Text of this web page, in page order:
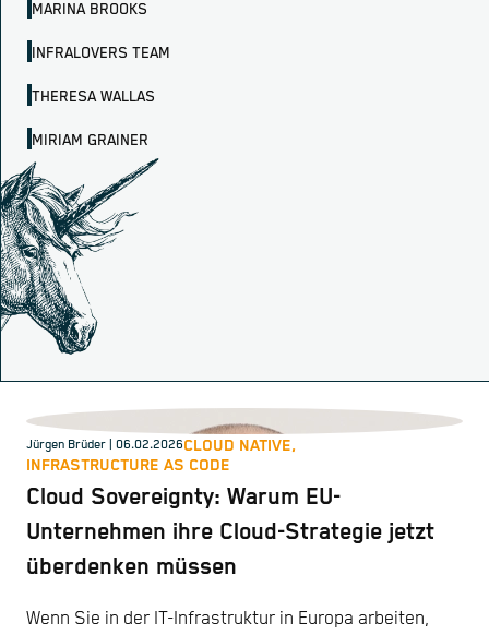
MARINA BROOKS
INFRALOVERS TEAM
THERESA WALLAS
MIRIAM GRAINER
Jürgen Brüder | 06.02.2026CLOUD NATIVE,
INFRASTRUCTURE AS CODE
Cloud Sovereignty: Warum EU-
Unternehmen ihre Cloud-Strategie jetzt
überdenken müssen
Wenn Sie in der IT-Infrastruktur in Europa arbeiten,